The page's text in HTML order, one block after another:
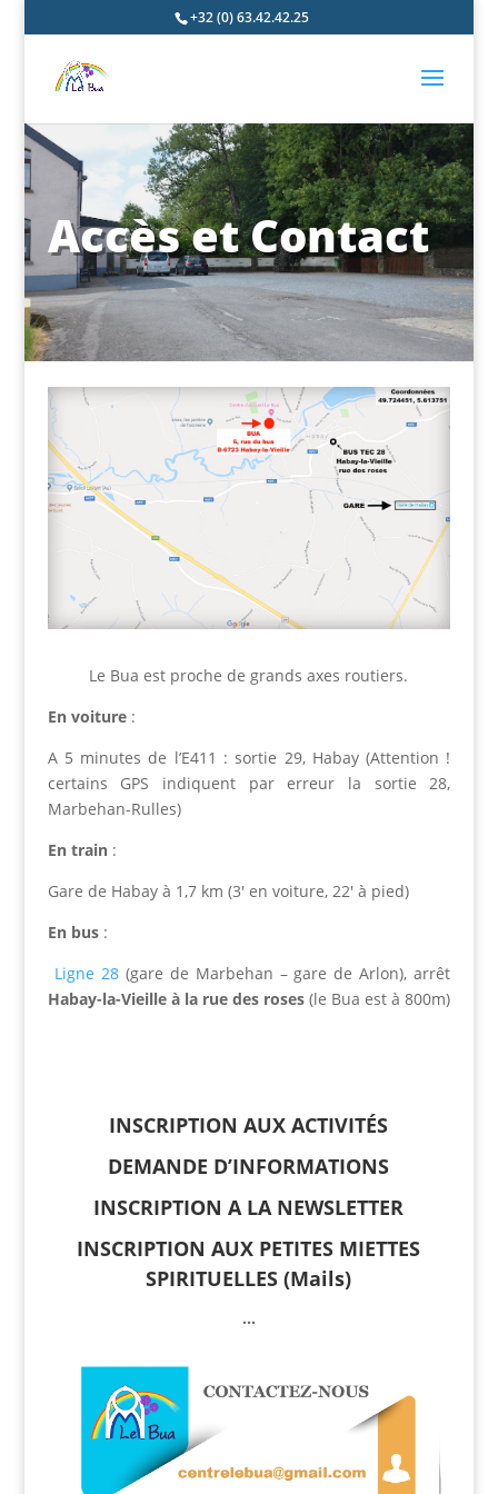
+32 (0) 63.42.42.25
Accès et Contact
Le Bua est proche de grands axes routiers.
En voiture:
A 5 minutes de l’E411 : sortie 29, Habay (Attention !
certains GPS indiquent par erreur la sortie 28,
Marbehan-Rulles)
En train:
Gare de Habay à 1,7 km (3′ en voiture, 22′ à pied)
En bus:
Ligne 28(gare de Marbehan – gare de Arlon), arrêt
Habay-la-Vieille à la rue des roses(le Bua est à 800m)
INSCRIPTION AUX ACTIVITÉS
DEMANDE D’INFORMATIONS
INSCRIPTION A LA NEWSLETTER
INSCRIPTION AUX PETITES MIETTES
SPIRITUELLES (Mails)
…